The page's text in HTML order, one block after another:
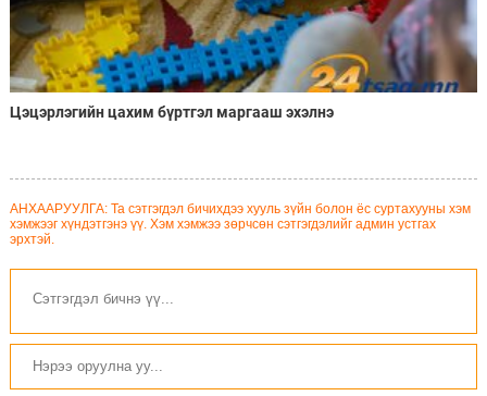
Цэцэрлэгийн цахим бүртгэл маргааш эхэлнэ
АНХААРУУЛГА: Та сэтгэгдэл бичихдээ хууль зүйн болон ёс суртахууны хэм
хэмжээг хүндэтгэнэ үү. Хэм хэмжээ зөрчсөн сэтгэгдэлийг админ устгах
эрхтэй.